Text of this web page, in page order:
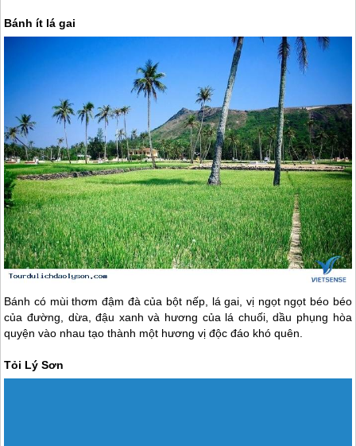
Bánh ít lá gai
Bánh có mùi thơm đậm đà của bột nếp, lá gai, vị ngọt ngọt béo béo
của đường, dừa, đậu xanh và hương của lá chuối, dầu phụng hòa
quyện vào nhau tạo thành một hương vị độc đáo khó quên.
Tỏi Lý Sơn